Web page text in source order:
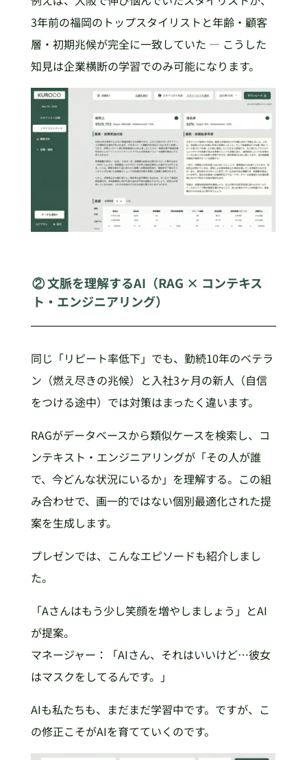
3年前の福岡のトップスタイリストと年齢・顧客
層・初期兆候が完全に一致していた ― こうした
知見は企業横断の学習でのみ可能になります。
② 文脈を理解するAI（RAG × コンテキス
ト・エンジニアリング）
同じ「リピート率低下」でも、勤続10年のベテラ
ン（燃え尽きの兆候）と入社3ヶ月の新人（自信
をつける途中）では対策はまったく違います。
RAGがデータベースから類似ケースを検索し、コ
ンテキスト・エンジニアリングが「その人が誰
で、今どんな状況にいるか」を理解する。この組
み合わせで、画一的ではない個別最適化された提
案を生成します。
プレゼンでは、こんなエピソードも紹介しまし
た。
「Aさんはもう少し笑顔を増やしましょう」とAI
が提案。
マネージャー：「AIさん、それはいいけど…彼女
はマスクをしてるんです。」
AIも私たちも、まだまだ学習中です。ですが、こ
の修正こそがAIを育てていくのです。